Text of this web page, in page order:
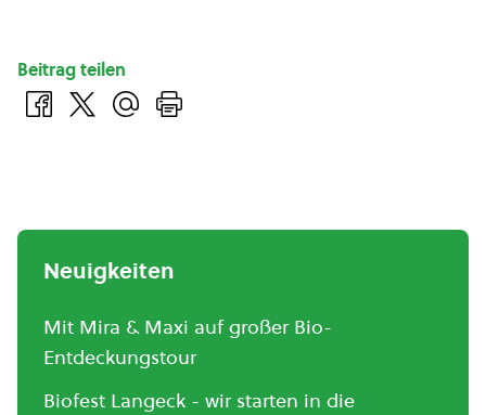
Beitrag teilen
Neuigkeiten
Mit Mira & Maxi auf großer Bio-
Entdeckungstour
Biofest Langeck - wir starten in die